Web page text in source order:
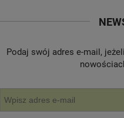
Podaj swój adres e-mail,